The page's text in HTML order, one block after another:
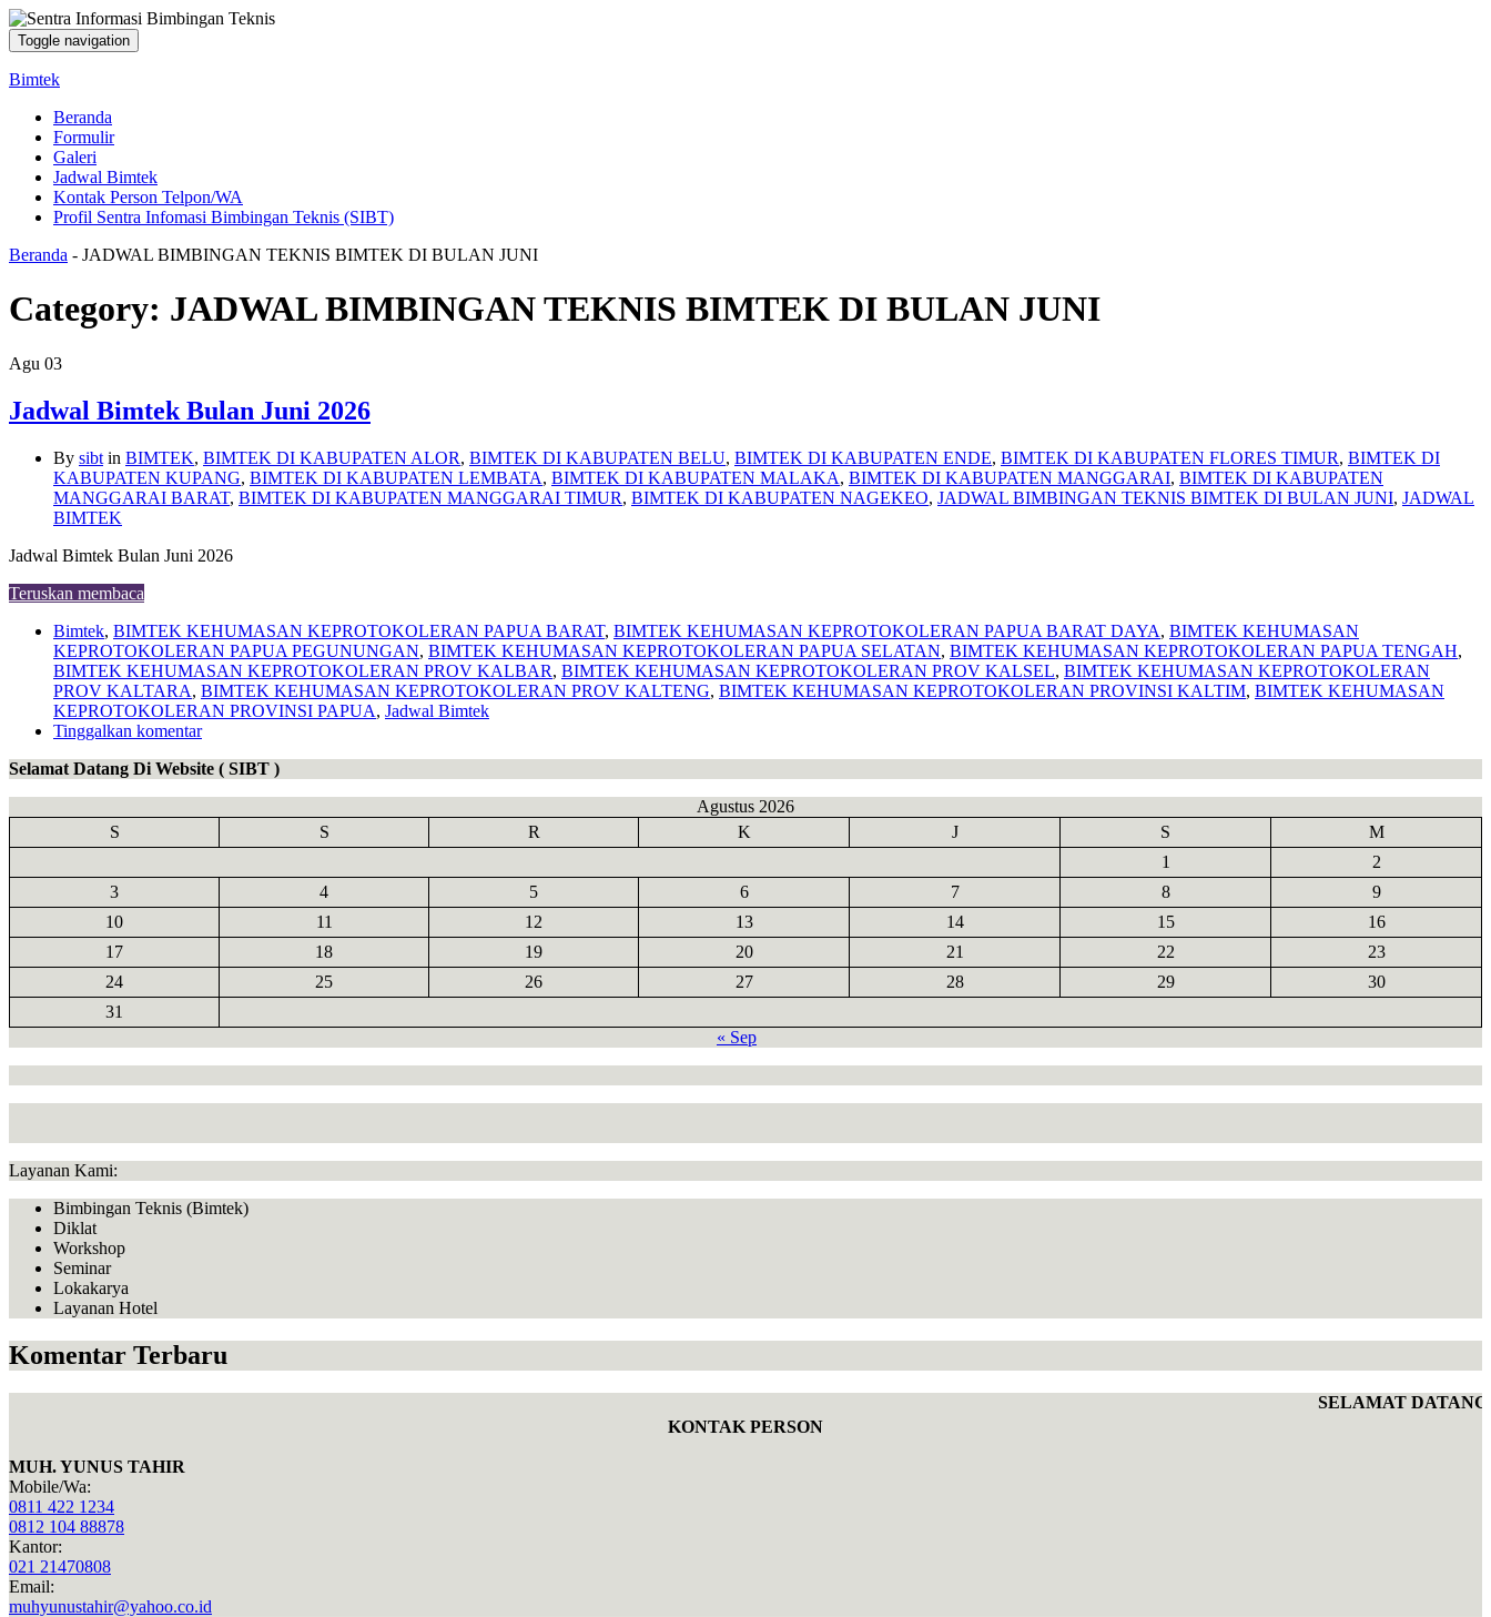
Toggle navigation
Bimtek
Beranda
Formulir
Galeri
Jadwal Bimtek
Kontak Person Telpon/WA
Profil Sentra Infomasi Bimbingan Teknis (SIBT)
Beranda - JADWAL BIMBINGAN TEKNIS BIMTEK DI BULAN JUNI
Category: JADWAL BIMBINGAN TEKNIS BIMTEK DI BULAN JUNI
Agu 03
Jadwal Bimtek Bulan Juni 2026
By sibt in BIMTEK, BIMTEK DI KABUPATEN ALOR, BIMTEK DI KABUPATEN BELU, BIMTEK DI KABUPATEN ENDE, BIMTEK DI KABUPATEN FLORES TIMUR, BIMTEK DI
KABUPATEN KUPANG, BIMTEK DI KABUPATEN LEMBATA, BIMTEK DI KABUPATEN MALAKA, BIMTEK DI KABUPATEN MANGGARAI, BIMTEK DI KABUPATEN
MANGGARAI BARAT, BIMTEK DI KABUPATEN MANGGARAI TIMUR, BIMTEK DI KABUPATEN NAGEKEO, JADWAL BIMBINGAN TEKNIS BIMTEK DI BULAN JUNI, JADWAL
BIMTEK
Jadwal Bimtek Bulan Juni 2026
Teruskan membaca
Bimtek, BIMTEK KEHUMASAN KEPROTOKOLERAN PAPUA BARAT, BIMTEK KEHUMASAN KEPROTOKOLERAN PAPUA BARAT DAYA, BIMTEK KEHUMASAN
KEPROTOKOLERAN PAPUA PEGUNUNGAN, BIMTEK KEHUMASAN KEPROTOKOLERAN PAPUA SELATAN, BIMTEK KEHUMASAN KEPROTOKOLERAN PAPUA TENGAH,
BIMTEK KEHUMASAN KEPROTOKOLERAN PROV KALBAR, BIMTEK KEHUMASAN KEPROTOKOLERAN PROV KALSEL, BIMTEK KEHUMASAN KEPROTOKOLERAN
PROV KALTARA, BIMTEK KEHUMASAN KEPROTOKOLERAN PROV KALTENG, BIMTEK KEHUMASAN KEPROTOKOLERAN PROVINSI KALTIM, BIMTEK KEHUMASAN
KEPROTOKOLERAN PROVINSI PAPUA, Jadwal Bimtek
Tinggalkan komentar
Selamat Datang Di Website ( SIBT )
Agustus 2026
S
S R K J S
M
1
2
3
4 5 6 7 8
9
10
11 12 13 14 15
16
17
18 19 20 21 22
23
24
25 26 27 28 29
30
31
« Sep
Layanan Kami:
Bimbingan Teknis (Bimtek)
Diklat
Workshop
Seminar
Lokakarya
Layanan Hotel
Komentar Terbaru
SELAMAT DATANG
KONTAK PERSON
MUH. YUNUS TAHIR
Mobile/Wa:
0811 422 1234
0812 104 88878
Kantor:
021 21470808
Email:
muhyunustahir@yahoo.co.id